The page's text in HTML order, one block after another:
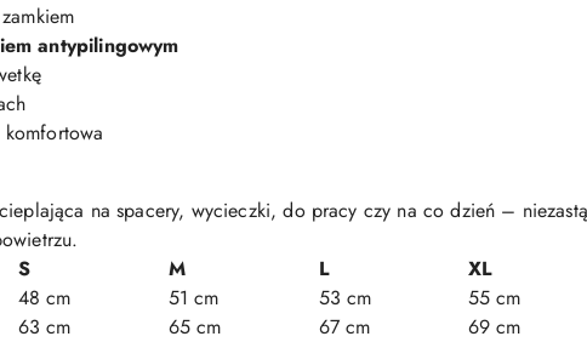
antypilingowym
na spacery, wycieczki, do pracy czy na co dzień –
S M L XL
48 cm 51 cm 53 cm 55 cm
63 cm 65 cm 67 cm 69 cm